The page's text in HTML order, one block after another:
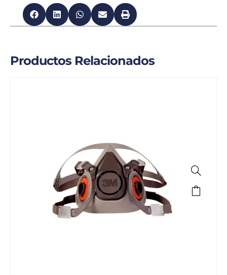
Productos Relacionados